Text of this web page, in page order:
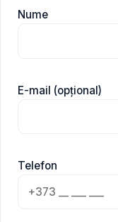
Nume
E-mail (opțional)
Telefon